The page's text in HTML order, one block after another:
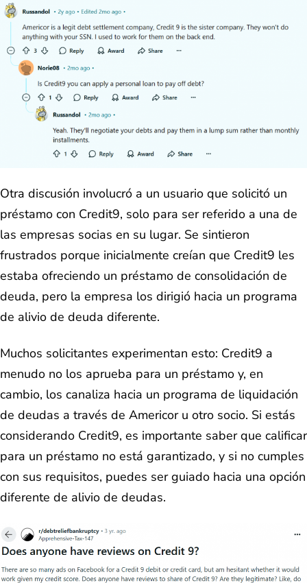
Otra discusión involucró a un usuario que solicitó un
préstamo con Credit9, solo para ser referido a una de
las empresas socias en su lugar. Se sintieron
frustrados porque inicialmente creían que Credit9 les
estaba ofreciendo un préstamo de consolidación de
deuda, pero la empresa los dirigió hacia un programa
de alivio de deuda diferente.
Muchos solicitantes experimentan esto: Credit9 a
menudo no los aprueba para un préstamo y, en
cambio, los canaliza hacia un programa de liquidación
de deudas a través de Americor u otro socio. Si estás
considerando Credit9, es importante saber que calificar
para un préstamo no está garantizado, y si no cumples
con sus requisitos, puedes ser guiado hacia una opción
diferente de alivio de deudas.